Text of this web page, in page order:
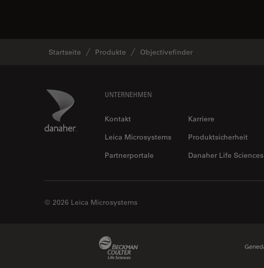
Startseite Produkte Objectivefinder
Danaher Logo UNTERNEHMEN
Kontakt
Karriere
Leica Microsystems
Produktsicherheit
Partnerportale
Danaher Life Sciences
© 2026 Leica Microsystems